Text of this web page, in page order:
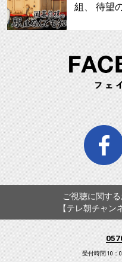
組、 待望
ご視聴に関す
【テレ朝チャ
受付時間 10：